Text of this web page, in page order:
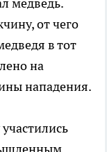
медведь.
от чего
в тот
на
нападения.